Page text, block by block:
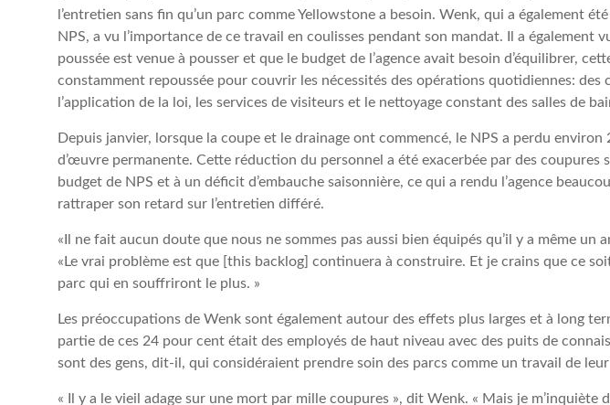
l’entretien sans fin qu’un parc comme Yellowstone a besoin. Wenk, qui a également
NPS, a vu l’importance de ce travail en coulisses pendant son mandat. Il a également
poussée est venue à pousser et que le budget de l’agence avait besoin d’équilibrer,
constamment repoussée pour couvrir les nécessités des opérations quotidiennes: des
l’application de la loi, les services de visiteurs et le nettoyage constant des salles de
Depuis janvier, lorsque la coupe et le drainage ont commencé, le NPS a perdu environ
d’œuvre permanente. Cette réduction du personnel a été exacerbée par des coupures
budget de NPS et à un déficit d’embauche saisonnière, ce qui a rendu l’agence
rattraper son retard sur l’entretien différé.
«Il ne fait aucun doute que nous ne sommes pas aussi bien équipés qu’il y a même un
«Le vrai problème est que [this backlog] continuera à construire. Et je crains que ce
parc qui en souffriront le plus. »
Les préoccupations de Wenk sont également autour des effets plus larges et à long
partie de ces 24 pour cent était des employés de haut niveau avec des puits de
sont des gens, dit-il, qui considéraient prendre soin des parcs comme un travail de
« Il y a le vieil adage sur une mort par mille coupures », dit Wenk. « Mais je m’inquiète